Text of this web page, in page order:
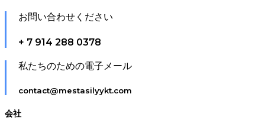
お問い合わせください
+ 7 914 288 0378
私たちのための電子メール
contact@mestasilyykt.com
会社